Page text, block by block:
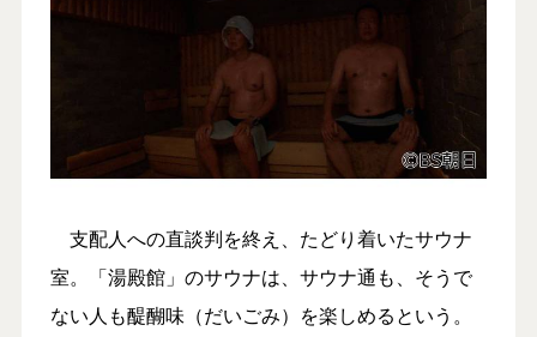
支配人への直談判を終え、たどり着いたサウナ
室。「湯殿館」のサウナは、サウナ通も、そうで
ない人も醍醐味（だいごみ）を楽しめるという。